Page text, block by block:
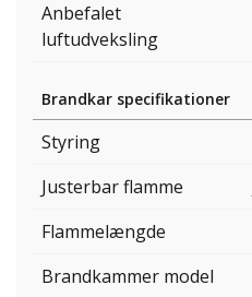
Anbefalet
luftudveksling
Brandkar specifikationer
Styring
Justerbar flamme
Flammelængde
Brandkammer model